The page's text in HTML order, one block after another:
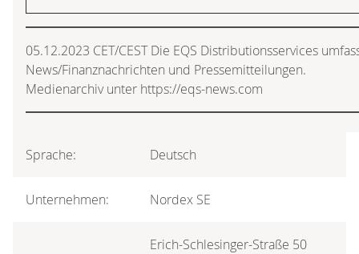
05.12.2023 CET/CEST Die EQS Distributionsservices
News/Finanznachrichten und Pressemitteilungen.
Medienarchiv unter https://eqs-news.com
Sprache: Deutsch
Unternehmen: Nordex SE
Erich-Schlesinger-Straße 50